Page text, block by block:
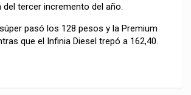
del tercer incremento del año.
pasó los 128 pesos y la Premium
que el Infinia Diesel trepó a 162,40.